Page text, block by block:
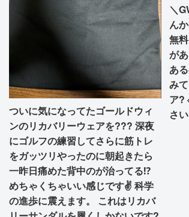
ついに気になってたゴールドウィ
ンのリカバリーウェアを??? 深夜
にゴルフの練習してさらに筋トレ
をガッツリやったのに朝起きたら
一昨日痛めた背中のが治ってる⁉
めちゃくちゃいい感じです✌ 科学
の進歩に震えます。 これはリカバ
＼
ん
無
が
あ
み
ア?
さ